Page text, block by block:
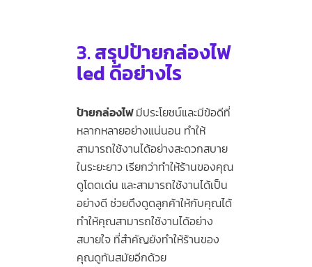
3.สรุปป้ายกล่องไฟ
led ดีอย่างไร
ป้ายกล่องไฟมีประโยชน์และมีข้อดีที่
หลากหลายอย่างแน่นอน ทำให้
สามารถใช้งานได้อย่างสะดวกสบาย
ในระยะยาว เรียกว่าทำให้ร้านของคุณ
ดูโดดเด่น และสามารถใช้งานได้เป็น
อย่างดี ช่วยดึงดูดลูกค้าให้กับคุณได้
ทำให้คุณสามารถใช้งานได้อย่าง
สบายใจ ที่สำคัญยังทำให้ร้านของ
คุณดูทันสมัยอีกด้วย